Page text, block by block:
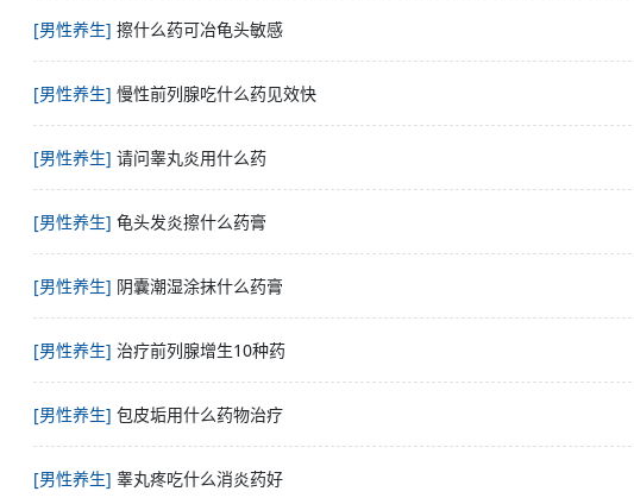
[男性养生] 擦什么药可冶龟头敏感
[男性养生] 慢性前列腺吃什么药见效快
[男性养生] 请问睾丸炎用什么药
[男性养生] 龟头发炎擦什么药膏
[男性养生] 阴囊潮湿涂抹什么药膏
[男性养生] 治疗前列腺增生10种药
[男性养生] 包皮垢用什么药物治疗
[男性养生] 睾丸疼吃什么消炎药好